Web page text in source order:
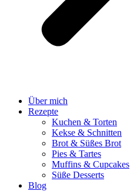
Über mich
Rezepte
Kuchen & Torten
Kekse & Schnitten
Brot & Süßes Brot
Pies & Tartes
Muffins & Cupcakes
Süße Desserts
Blog